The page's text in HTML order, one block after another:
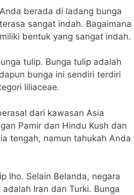
berada di ladang bunga
sangat indah. Bagaimana
bentuk yang sangat indah.
tulip. Bunga tulip adalah
bunga ini sendiri terdiri
liliaceae.
dari kawasan Asia
Pamir dan Hindu Kush dan
tengah, namun tahukah Anda
lho. Selain Belanda, negara
Iran dan Turki. Bunga